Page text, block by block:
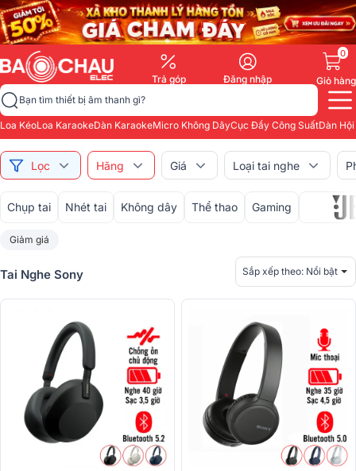
Trả góp Đăng nhập
0
Giỏ hàng
Bạn tìm thiết bị âm thanh gì?
Loa KéoLoa KaraokeDàn KaraokeMicro Không DâyCục Đẩy Công SuấtDàn
Lọc Hãng Giá Loại tai nghe
Chụp tai Nhét tai Không dây Thể thao Gaming
Giảm giá
Tai Nghe Sony Sắp xếp theo: Nổi bật